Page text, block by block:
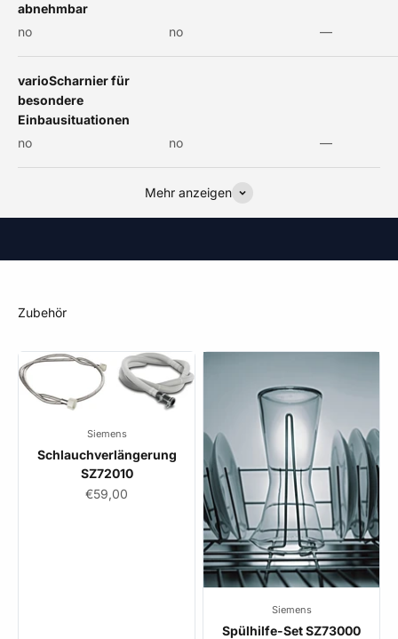
abnehmbar
no
no —
varioScharnier für
besondere
Einbausituationen
no
no —
Mehr anzeigen
Siemens
Schlauchverlängerung
SZ72010
Angebot
€59,00
Siemens
Spülhilfe-Set SZ73000